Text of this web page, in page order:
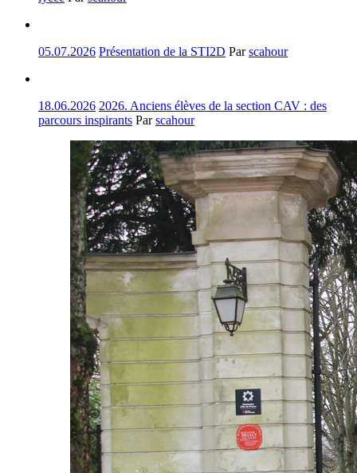
05.07.2026 Présentation de la STI2D Parscahour
18.06.2026 2026. Anciens élèves de la section CAV : des
parcours inspirants Parscahour